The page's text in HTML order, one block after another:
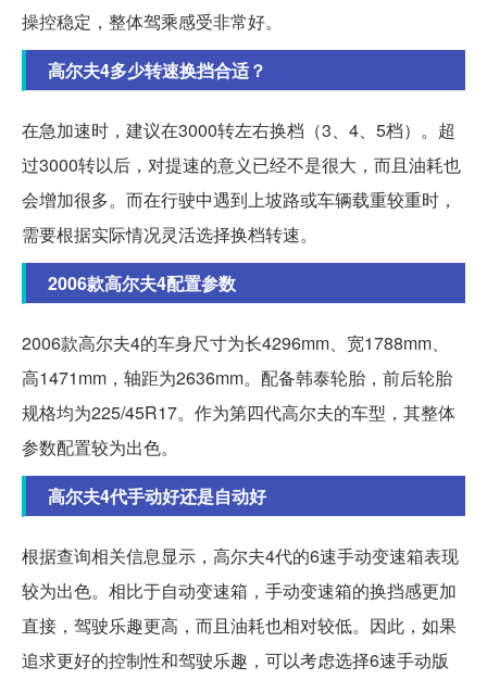
操控稳定，整体驾乘感受非常好。
高尔夫4多少转速换挡合适？
在急加速时，建议在3000转左右换档（3、4、5档）。超
过3000转以后，对提速的意义已经不是很大，而且油耗也
会增加很多。而在行驶中遇到上坡路或车辆载重较重时，
需要根据实际情况灵活选择换档转速。
2006款高尔夫4配置参数
2006款高尔夫4的车身尺寸为长4296mm、宽1788mm、
高1471mm，轴距为2636mm。配备韩泰轮胎，前后轮胎
规格均为225/45R17。作为第四代高尔夫的车型，其整体
参数配置较为出色。
高尔夫4代手动好还是自动好
根据查询相关信息显示，高尔夫4代的6速手动变速箱表现
较为出色。相比于自动变速箱，手动变速箱的换挡感更加
直接，驾驶乐趣更高，而且油耗也相对较低。因此，如果
追求更好的控制性和驾驶乐趣，可以考虑选择6速手动版